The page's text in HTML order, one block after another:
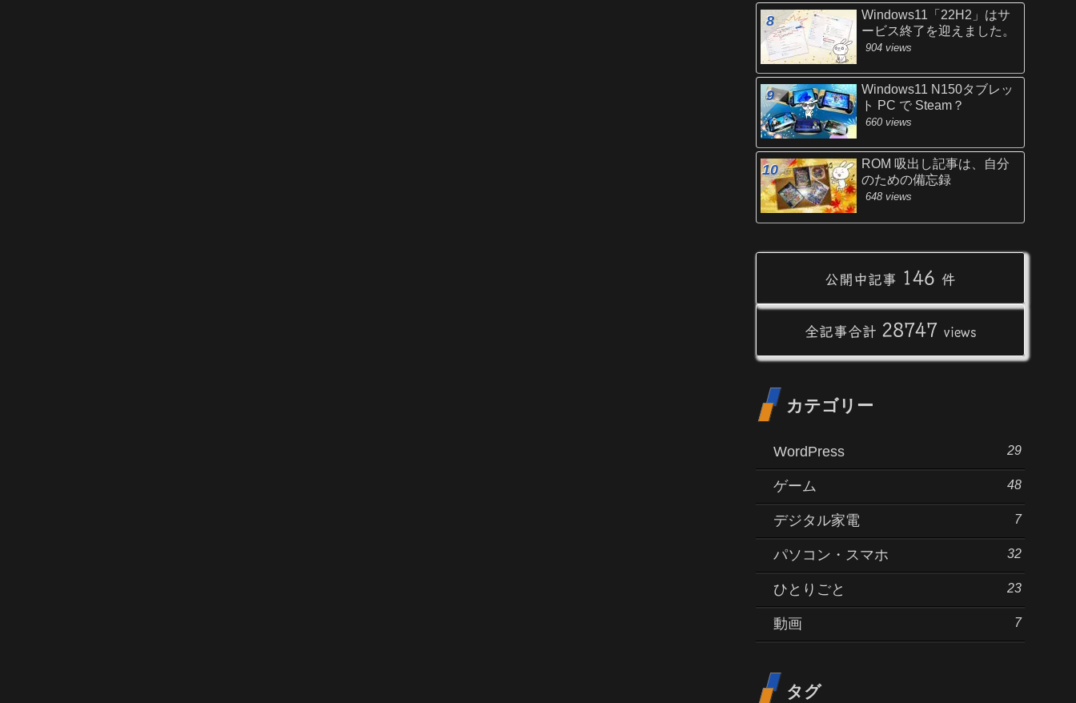
Windows11「22H2」はサ
ービス終了を迎えました。
904 views
Windows11 N150タブレッ
ト PC で Steam？
660 views
ROM 吸出し記事は、自分
のための備忘録
648 views
公開中記事 146 件
全記事合計 28747 views
カテゴリー
WordPress 29
ゲーム 48
デジタル家電 7
パソコン・スマホ 32
ひとりごと 23
動画 7
タグ